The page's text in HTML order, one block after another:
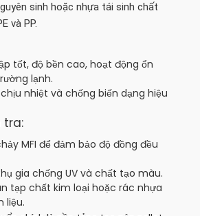
sinh hoặc nhựa tái sinh chất
và PP.
tốt, độ bền cao, hoạt động ổn
lạnh.
nhiệt và chống biến dạng hiệu
tra:
MFI để đảm bảo độ đồng đều
gia chống UV và chất tạo màu.
tạp chất kim loại hoặc rác nhựa
liệu.